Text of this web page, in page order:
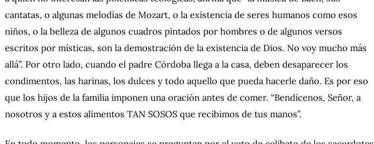
cantatas, o algunas melodías de Mozart, o la existencia de seres humanos como esos
niños, o la belleza de algunos cuadros pintados por hombres o de algunos versos
escritos por místicas, son la demostración de la existencia de Dios. No voy mucho más
allá”. Por otro lado, cuando el padre Córdoba llega a la casa, deben desaparecer los
condimentos, las harinas, los dulces y todo aquello que pueda hacerle daño. Es por eso
que los hijos de la familia imponen una oración antes de comer. “Bendícenos, Señor, a
nosotros y a estos alimentos TAN SOSOS que recibimos de tus manos”.